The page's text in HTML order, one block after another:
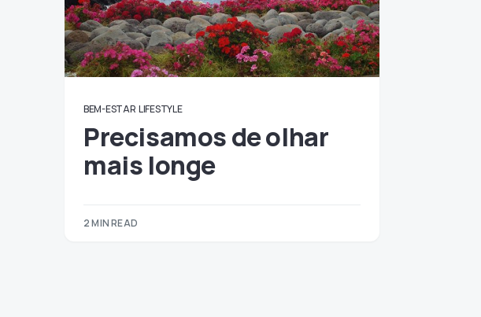
BEM-ESTAR LIFESTYLE
Precisamos de olhar
mais longe
2 MIN READ